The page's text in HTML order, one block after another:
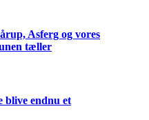
Asferg og vores
tæller
blive endnu et